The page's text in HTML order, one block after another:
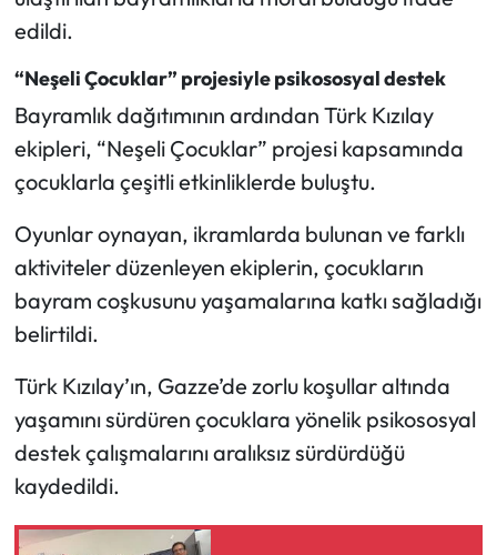
edildi.
“Neşeli Çocuklar” projesiyle psikososyal destek
Bayramlık dağıtımının ardından Türk Kızılay
ekipleri, “Neşeli Çocuklar” projesi kapsamında
çocuklarla çeşitli etkinliklerde buluştu.
Oyunlar oynayan, ikramlarda bulunan ve farklı
aktiviteler düzenleyen ekiplerin, çocukların
bayram coşkusunu yaşamalarına katkı sağladığı
belirtildi.
Türk Kızılay’ın, Gazze’de zorlu koşullar altında
yaşamını sürdüren çocuklara yönelik psikososyal
destek çalışmalarını aralıksız sürdürdüğü
kaydedildi.
Resmi İlan
Resmi Reklam
Sağlık
Spor
Sungurlu Haberleri
Turizm